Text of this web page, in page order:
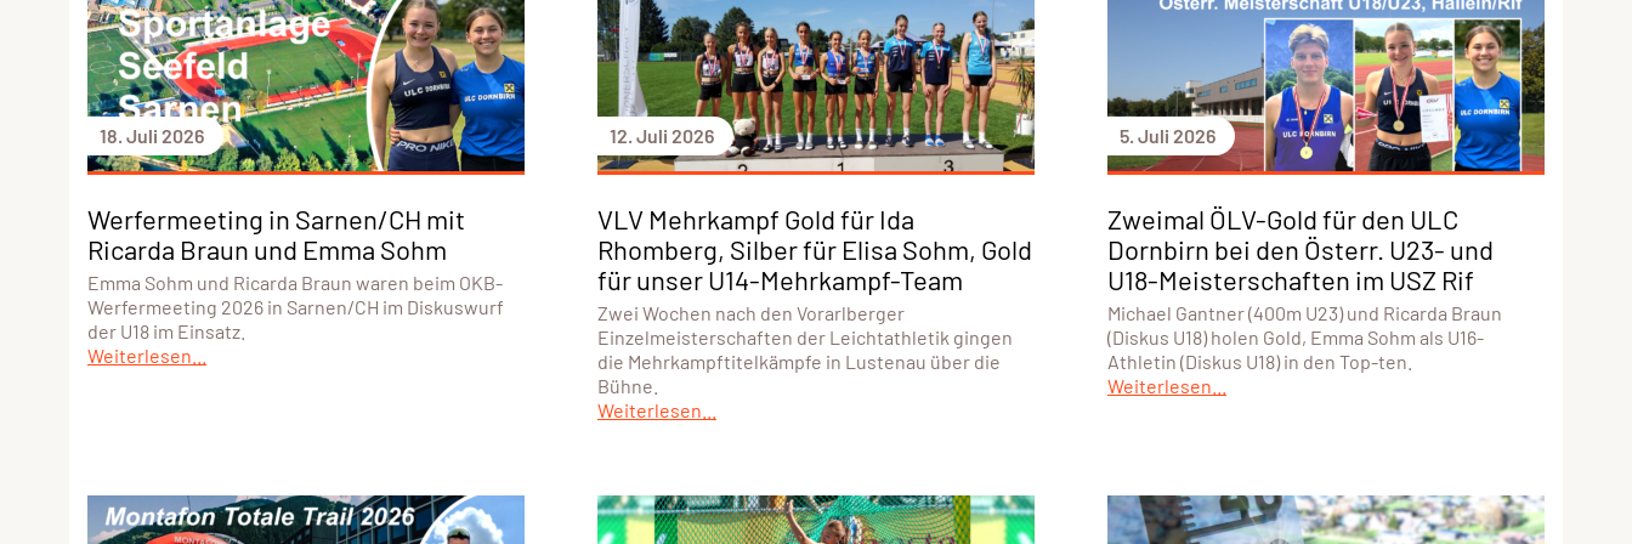
18. Juli 2026
Werfermeeting in Sarnen/CH mit
Ricarda Braun und Emma Sohm
Emma Sohm und Ricarda Braun waren beim OKB-
Werfermeeting 2026 in Sarnen/CH im Diskuswurf
der U18 im Einsatz.
Weiterlesen...
12. Juli 2026
VLV Mehrkampf Gold für Ida
Rhomberg, Silber für Elisa Sohm, Gold
für unser U14-Mehrkampf-Team
Zwei Wochen nach den Vorarlberger
Einzelmeisterschaften der Leichtathletik gingen
die Mehrkampftitelkämpfe in Lustenau über die
Bühne.
Weiterlesen...
5. Juli 2026
Zweimal ÖLV-Gold für den ULC
Dornbirn bei den Österr. U23- und
U18-Meisterschaften im USZ Rif
Michael Gantner (400m U23) und Ricarda Braun
(Diskus U18) holen Gold, Emma Sohm als U16-
Athletin (Diskus U18) in den Top-ten.
Weiterlesen...